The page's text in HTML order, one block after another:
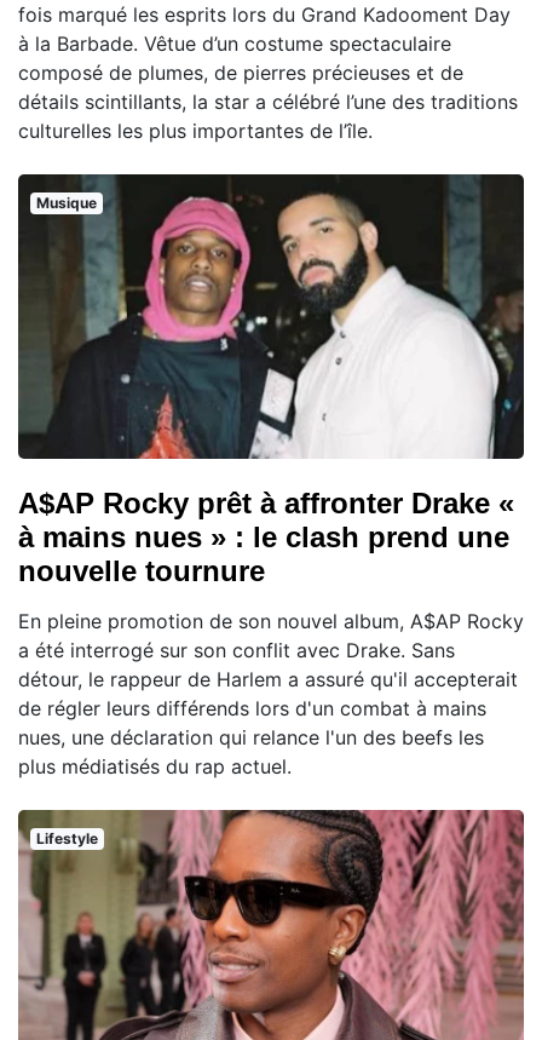
fois marqué les esprits lors du Grand Kadooment Day
à la Barbade. Vêtue d’un costume spectaculaire
composé de plumes, de pierres précieuses et de
détails scintillants, la star a célébré l’une des traditions
culturelles les plus importantes de l’île.
Musique
A$AP Rocky prêt à affronter Drake «
à mains nues » : le clash prend une
nouvelle tournure
En pleine promotion de son nouvel album, A$AP Rocky
a été interrogé sur son conflit avec Drake. Sans
détour, le rappeur de Harlem a assuré qu'il accepterait
de régler leurs différends lors d'un combat à mains
nues, une déclaration qui relance l'un des beefs les
plus médiatisés du rap actuel.
Lifestyle